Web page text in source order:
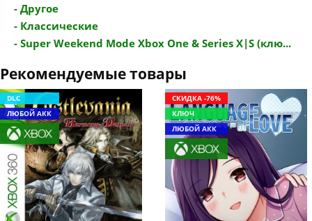
- Другое
- Классические
- Super Weekend Mode Xbox One & Series X|S (клю...
Рекомендуемые товары
DLC
ЛЮБОЙ АКК
СКИДКА -76%
КЛЮЧ
ЛЮБОЙ АКК